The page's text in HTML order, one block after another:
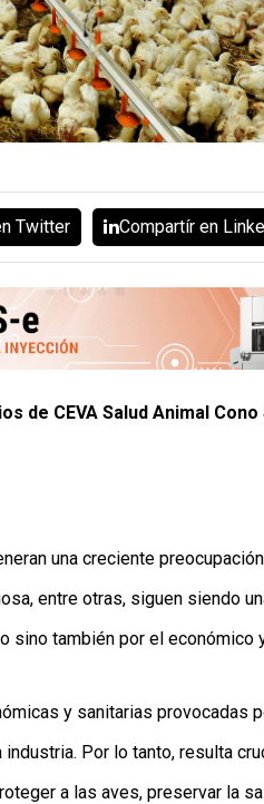
Twitter Compartír en
de CEVA Salud Animal Cono
una creciente
entre otras, siguen siendo
sino también por el económico
y sanitarias provocadas
Por lo tanto, resulta
a las aves, preservar la